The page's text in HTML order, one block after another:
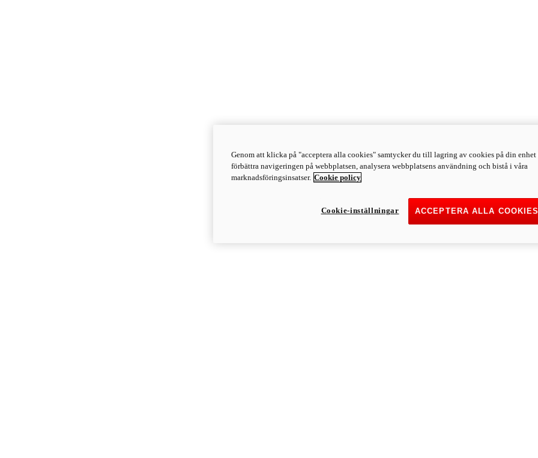
Genom att klicka på "acceptera alla cookies" samtycker du till lagring av cookies på din enhet
förbättra navigeringen på webbplatsen, analysera webbplatsens användning och bistå i våra
marknadsföringsinsatser. Cookie policy
ACCEPTERA ALLA COOKIES
Cookie-inställningar